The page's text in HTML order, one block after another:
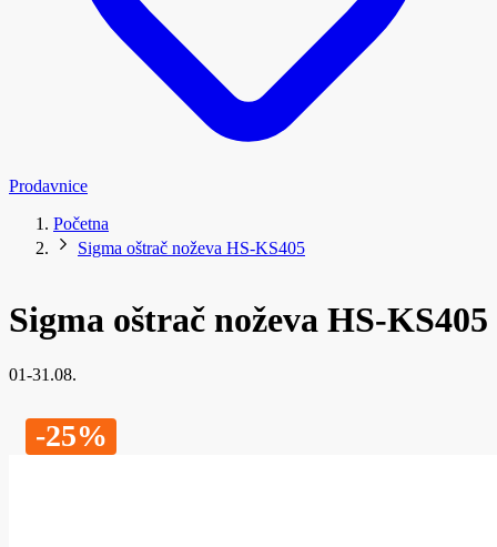
Prodavnice
Početna
Sigma oštrač noževa HS-KS405
Sigma oštrač noževa HS-KS405
01-31.08.
-25%